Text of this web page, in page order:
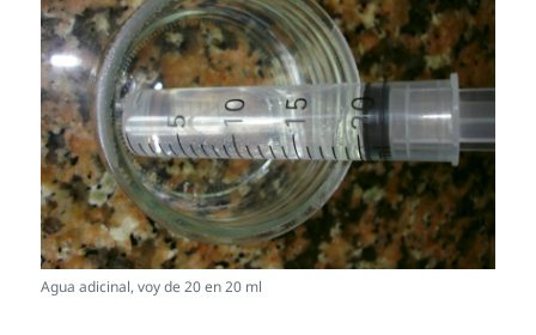
Agua adicinal, voy de 20 en 20 ml